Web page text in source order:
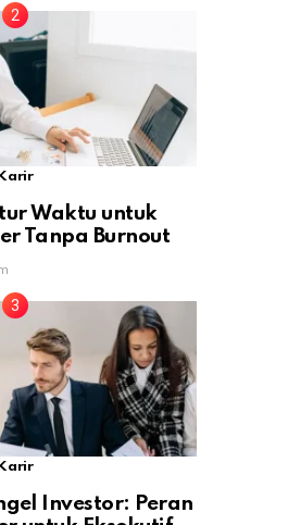
Karir
Waktu untuk
Tanpa Burnout
Karir
Investor: Peran